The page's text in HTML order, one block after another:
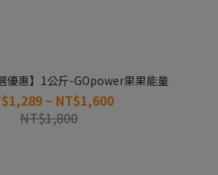
優惠】1公斤-GOpower果果能量
~ NT$1,600
NT$1,800